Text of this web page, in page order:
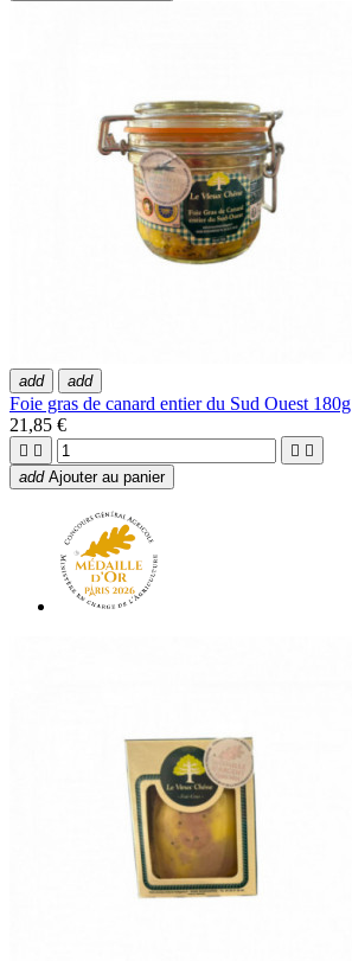
add add
Foie gras de canard entier du Sud Ouest 180g
21,85 €
   
add Ajouter au panier